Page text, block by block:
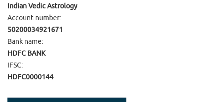
Indian Vedic Astrology
Account number:
50200034921671
Bank name:
HDFC BANK
IFSC:
HDFC0000144